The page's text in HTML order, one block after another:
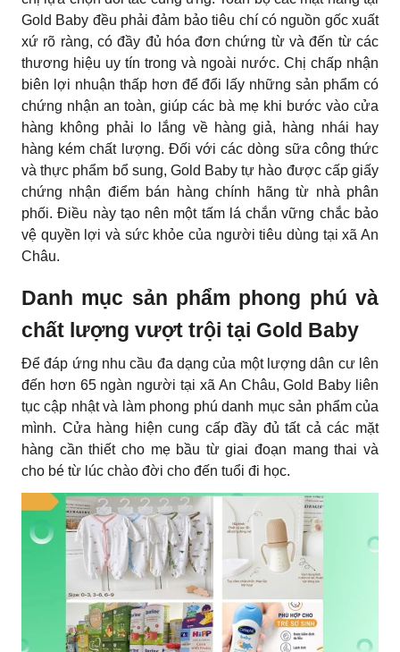
Gold Baby đều phải đảm bảo tiêu chí có nguồn gốc xuất
xứ rõ ràng, có đầy đủ hóa đơn chứng từ và đến từ các
thương hiệu uy tín trong và ngoài nước. Chị chấp nhận
biên lợi nhuận thấp hơn để đổi lấy những sản phẩm có
chứng nhận an toàn, giúp các bà mẹ khi bước vào cửa
hàng không phải lo lắng về hàng giả, hàng nhái hay
hàng kém chất lượng. Đối với các dòng sữa công thức
và thực phẩm bổ sung, Gold Baby tự hào được cấp giấy
chứng nhận điểm bán hàng chính hãng từ nhà phân
phối. Điều này tạo nên một tấm lá chắn vững chắc bảo
vệ quyền lợi và sức khỏe của người tiêu dùng tại xã An
Châu.
Danh mục sản phẩm phong phú và
chất lượng vượt trội tại Gold Baby
Để đáp ứng nhu cầu đa dạng của một lượng dân cư lên
đến hơn 65 ngàn người tại xã An Châu, Gold Baby liên
tục cập nhật và làm phong phú danh mục sản phẩm của
mình. Cửa hàng hiện cung cấp đầy đủ tất cả các mặt
hàng cần thiết cho mẹ bầu từ giai đoạn mang thai và
cho bé từ lúc chào đời cho đến tuổi đi học.